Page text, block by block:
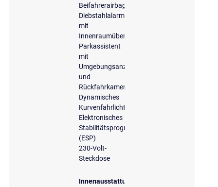
Beifahrerairbagdeaktivierung
Diebstahlalarmanlage
mit
Innenraumüberwachung
Parkassistent
mit
Umgebungsanzeige
und
Rückfahrkamera
Dynamisches
Kurvenfahrlicht
Elektronisches
Stabilitätsprogramm
(ESP)
230-Volt-
Steckdose
Innenausstattung